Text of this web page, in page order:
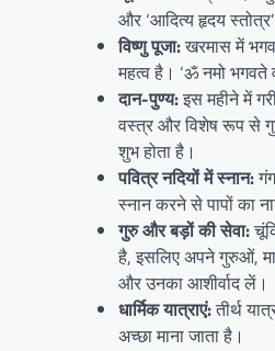
और ‘आदित्य हृदय
विष्णु पूजा:खरमास में
महत्व है। ‘ॐ नमो भगवते
दान-पुण्य:इस महीने में
वस्त्र और विशेष रूप से
शुभ होता है।
पवित्र नदियों में स्नान:
स्नान करने से पापों का
गुरु और बड़ों की सेवा:
है, इसलिए अपने गुरुओं,
और उनका आशीर्वाद लें।
धार्मिक यात्राएं:तीर्थ
अच्छा माना जाता है।